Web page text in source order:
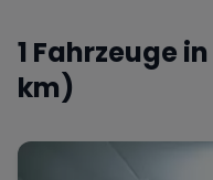
1 Fahrzeuge in
km)